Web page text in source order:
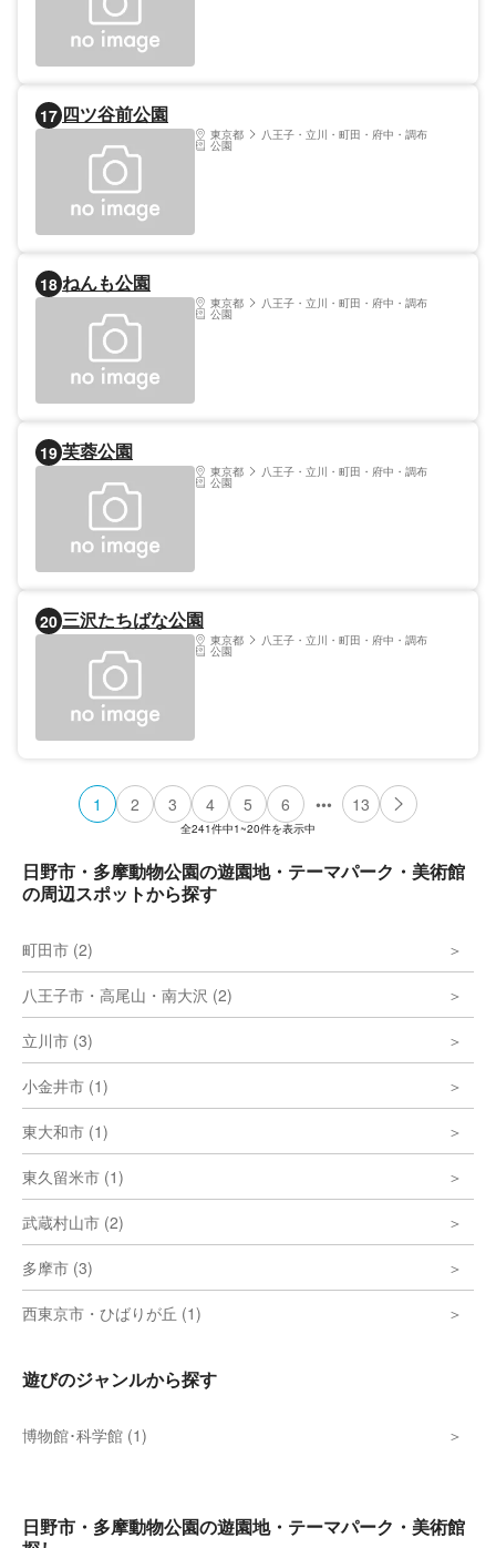
17 四ツ谷前公園
東京都 八王子・立川・町田・府中・調布
公園
18 ねんも公園
東京都 八王子・立川・町田・府中・調布
公園
19 芙蓉公園
東京都 八王子・立川・町田・府中・調布
公園
20 三沢たちばな公園
東京都 八王子・立川・町田・府中・調布
公園
1 2 3 4 5 6 ••• 13
全241件中1~20件を表示中
日野市・多摩動物公園の遊園地・テーマパーク・美術館
の周辺スポットから探す
町田市 (2)
八王子市・高尾山・南大沢 (2)
立川市 (3)
小金井市 (1)
東大和市 (1)
東久留米市 (1)
武蔵村山市 (2)
多摩市 (3)
西東京市・ひばりが丘 (1)
遊びのジャンルから探す
博物館･科学館 (1)
日野市・多摩動物公園の遊園地・テーマパーク・美術館